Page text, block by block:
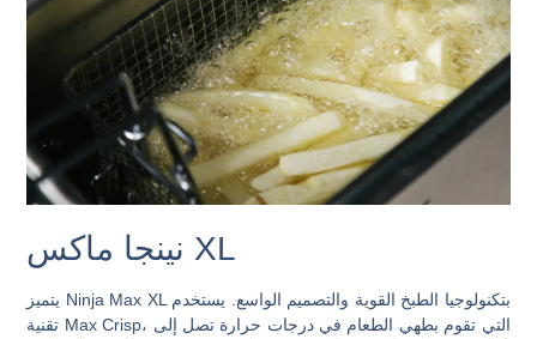
نينجا ماكس XL
يتميز Ninja Max XL بتكنولوجيا الطبخ القوية والتصميم الواسع. يستخدم
تقنية Max Crisp، التي تقوم بطهي الطعام في درجات حرارة تصل إلى